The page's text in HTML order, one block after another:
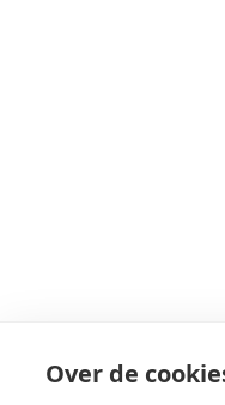
Over de